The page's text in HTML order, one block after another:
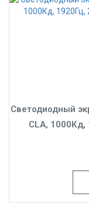
Светодиодный
CLA, 1000Кд,